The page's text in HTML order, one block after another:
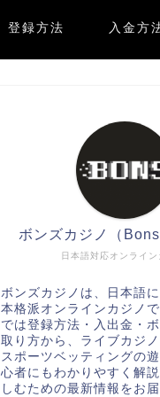
登録方法 入金方
日本語対応オンライン
ボンズカジノ（
ボンズカジノ は、日本語
本格派オンラインカジノ
では登録方法・入出金・
取り方から、ライブカジ
スポーツベッティングの
心者にもわかりやすく解
しむための最新情報をお届